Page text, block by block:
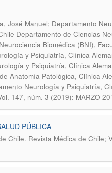
José Manuel; Departamento
Departamento de Ciencias
Biomédica (BNI),
y Psiquiatría, Clínica
y Psiquiatría, Clínica
Anatomía Patológica, Clínica
Neurología y Psiquiatría,
147, núm. 3 (2019): MARZO
PÚBLICA
Chile. Revista Médica de Chile;